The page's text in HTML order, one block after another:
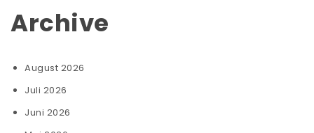
Archive
August 2026
Juli 2026
Juni 2026